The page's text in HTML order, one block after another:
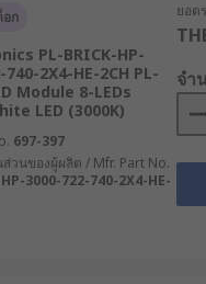
ก
PL-BRICK-HP-
2X4-HE-2CH PL-
Module 8-LEDs
LED (3000K)
697-397
วนของผู้ผลิต / Mfr. Part No.
3000-722-740-2X4-HE-
ยอด
จำ